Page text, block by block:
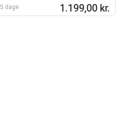
5 dage 1.199,00 kr.